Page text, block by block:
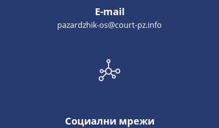
E-mail
pazardzhik-os@court-pz.info
Социални мрежи